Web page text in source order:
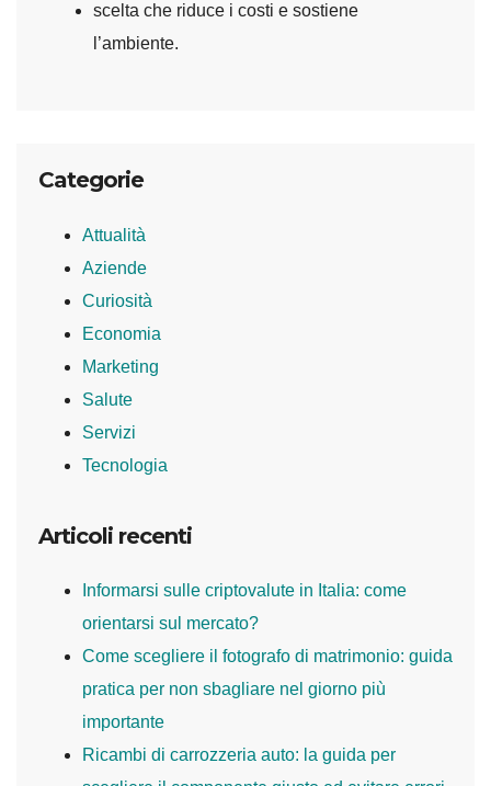
scelta che riduce i costi e sostiene
l’ambiente.
Categorie
Attualità
Aziende
Curiosità
Economia
Marketing
Salute
Servizi
Tecnologia
Articoli recenti
Informarsi sulle criptovalute in Italia: come
orientarsi sul mercato?
Come scegliere il fotografo di matrimonio: guida
pratica per non sbagliare nel giorno più
importante
Ricambi di carrozzeria auto: la guida per